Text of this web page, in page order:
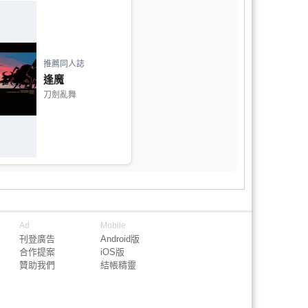
推薦同人誌
逢魔
刀劍亂舞
Ad
刊登廣告
合作提案
贊助我們
Mobile
Android版
iOS版
結帳精靈